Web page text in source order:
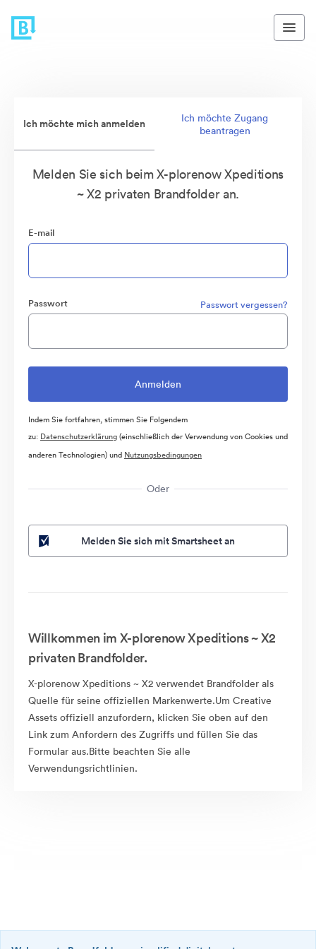
Ich möchte mich anmelden
Ich möchte Zugang
beantragen
Melden Sie sich beim X-plorenow Xpeditions
~ X2 privaten Brandfolder an.
E-mail
Passwort Passwort vergessen?
Indem Sie fortfahren, stimmen Sie Folgendem
zu: Datenschutzerklärung(einschließlich der Verwendung von Cookies und
anderen Technologien) und Nutzungsbedingungen
Oder
Melden Sie sich mit Smartsheet an
Willkommen im X-plorenow Xpeditions ~ X2
privaten Brandfolder.
X-plorenow Xpeditions ~ X2 verwendet Brandfolder als
Quelle für seine offiziellen Markenwerte.Um Creative
Assets offiziell anzufordern, klicken Sie oben auf den
Link zum Anfordern des Zugriffs und füllen Sie das
Formular aus.Bitte beachten Sie alle
Verwendungsrichtlinien.